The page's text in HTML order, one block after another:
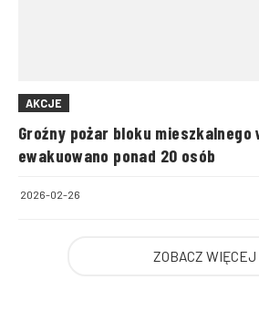
AKCJE
Groźny pożar bloku mieszkalnego
ewakuowano ponad 20 osób
2026-02-26
ZOBACZ WIĘCEJ